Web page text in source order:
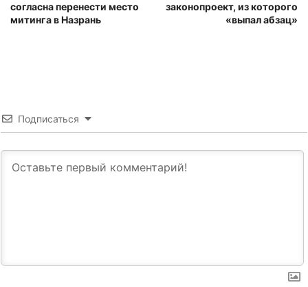
согласна перенести место
митинга в Назрань
законопроект, из которого
«выпал абзац»
Подписаться